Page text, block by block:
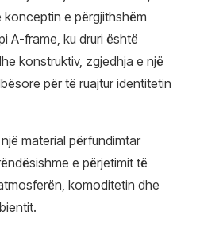
konceptin e përgjithshëm
A-frame, ku druri është
konstruktiv, zgjedhja e një
për të ruajtur identitetin
material përfundimtar
e përjetimit të
komoditetin dhe